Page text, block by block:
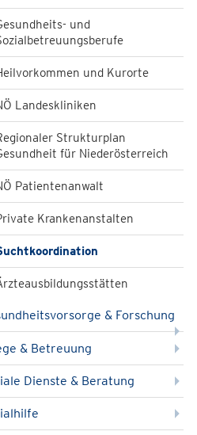
und
und Kurorte
Landeskliniken
Strukturplan
für Niederösterreich
Patientenanwalt
Krankenanstalten
& Forschung
& Betreuung
Dienste & Beratung